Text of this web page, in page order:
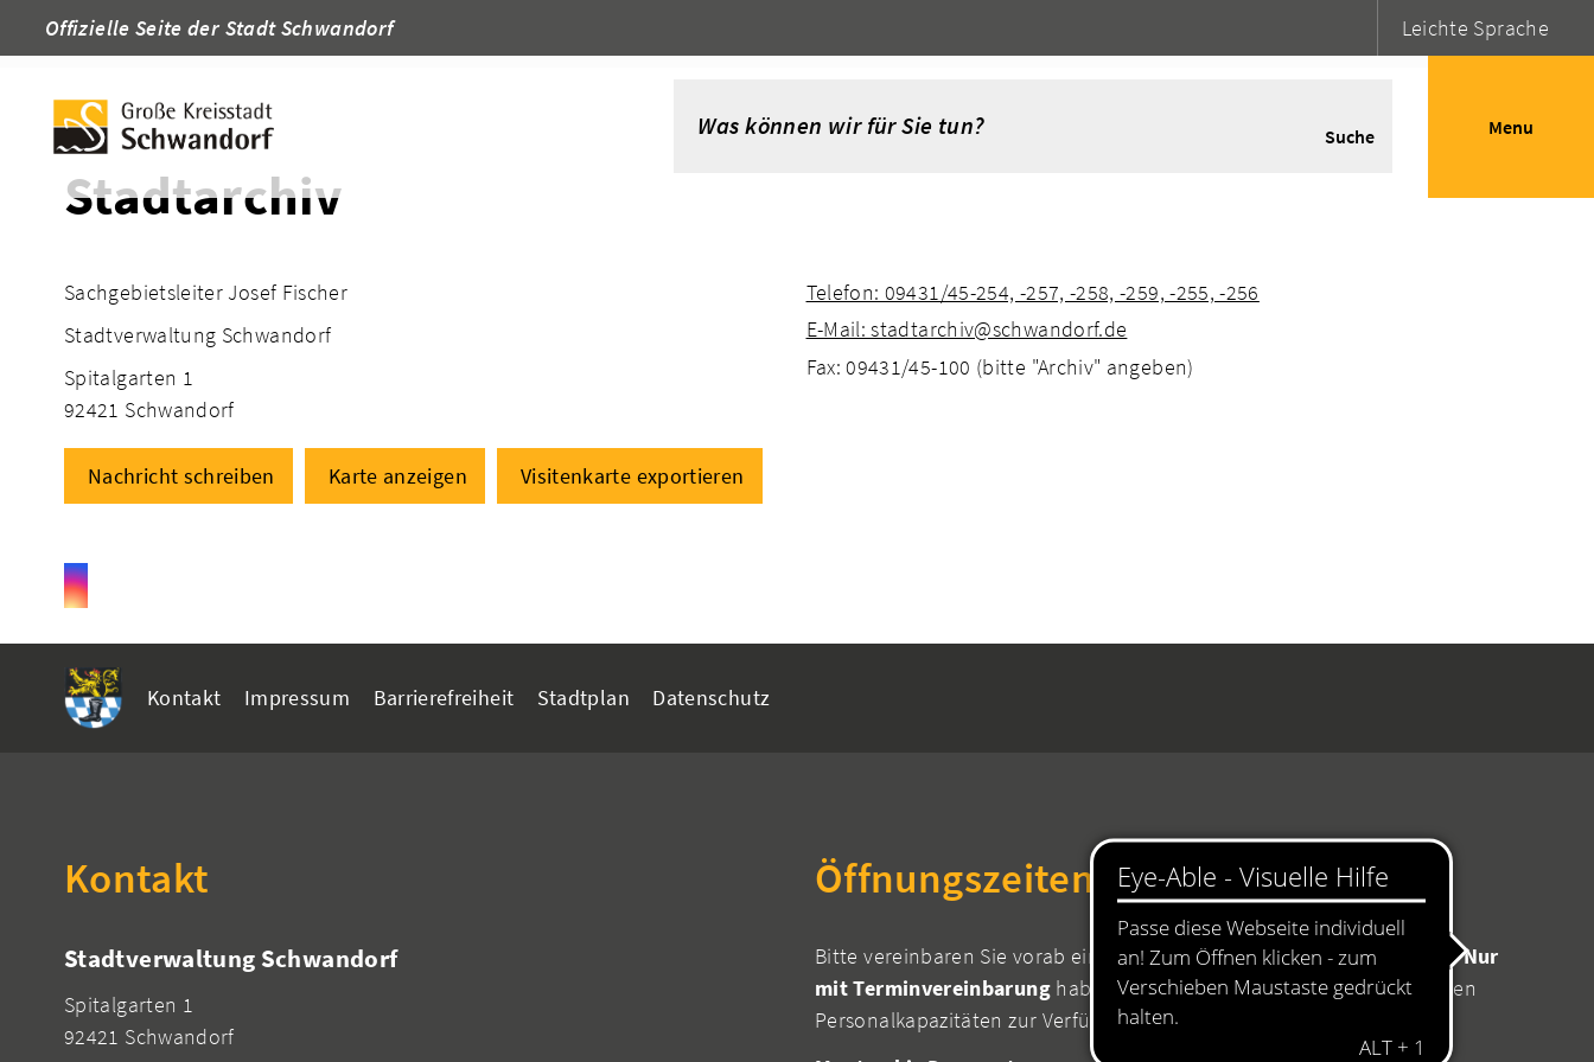
Offizielle Seite der Stadt Schwandorf Leichte Sprache
Suche Menu
Startseite Adressen
Stadtarchiv
Sachgebietsleiter Josef Fischer
Stadtverwaltung Schwandorf
Spitalgarten 1
92421 Schwandorf
Telefon: 09431/45-254, -257, -258, -259, -255, -256
E-Mail: stadtarchiv@schwandorf.de
Fax: 09431/45-100 (bitte "Archiv" angeben)
Nachricht schreiben Karte anzeigen Visitenkarte exportieren
Kontakt Impressum Barrierefreiheit Stadtplan Datenschutz
Kontakt
Stadtverwaltung Schwandorf
Spitalgarten 1
92421 Schwandorf
Öffnungszeiten Rathaus
Bitte vereinbaren Sie vorab einen Termin mit Ihrer zuständigen Stelle!Nur
mit Terminvereinbarunghaben Sie die Sicherheit, dass für Ihr Anliegen
Personalkapazitäten zur Verfügung stehen.